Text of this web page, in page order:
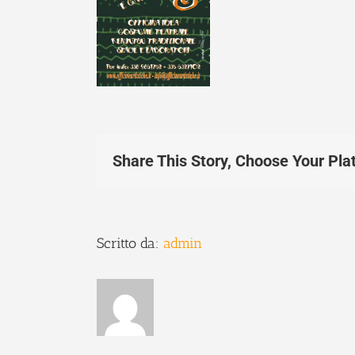
Share This Story, Choose Your
Scritto da: admin